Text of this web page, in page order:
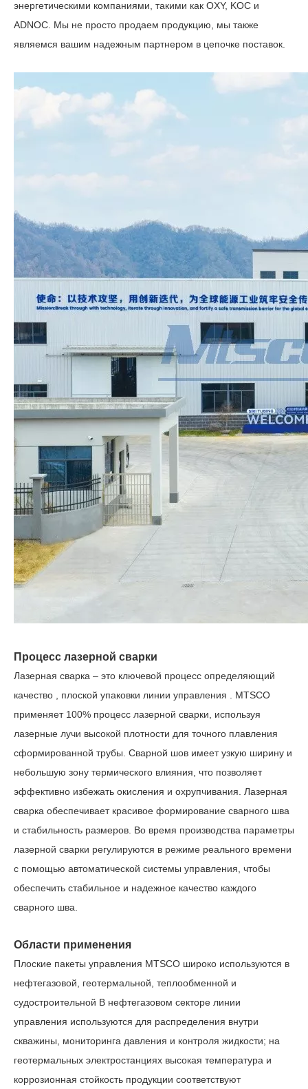
энергетическими компаниями, такими как OXY, KOC и
ADNOC. Мы не просто продаем продукцию, мы также
являемся вашим надежным партнером в цепочке поставок.
Процесс лазерной сварки
Лазерная сварка – это ключевой процесс определяющий
качество
плоской упаковки линии управления
. MTSCO
применяет 100% процесс лазерной сварки, используя
лазерные лучи высокой плотности для точного плавления
сформированной трубы. Сварной шов имеет узкую ширину и
небольшую зону термического влияния, что позволяет
эффективно избежать окисления и охрупчивания. Лазерная
сварка обеспечивает красивое формирование сварного шва
и стабильность размеров. Во время производства параметры
лазерной сварки регулируются в режиме реального времени
с помощью автоматической системы управления, чтобы
обеспечить стабильное и надежное качество каждого
сварного шва.
Области применения
Плоские пакеты управления MTSCO широко используются в
нефтегазовой, геотермальной, теплообменной и
судостроительной В нефтегазовом секторе линии
управления используются для распределения внутри
скважины, мониторинга давления и контроля жидкости; на
геотермальных электростанциях высокая температура и
коррозионная стойкость продукции соответствуют